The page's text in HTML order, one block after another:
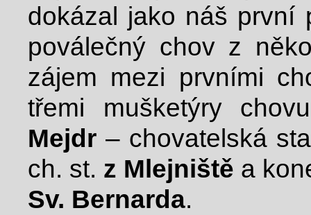
dokázal jako náš první
poválečný chov z
zájem mezi prvními
třemi mušketýry
Mejdr – chovatelská
ch. st. z Mlejniště a
Sv. Bernarda.